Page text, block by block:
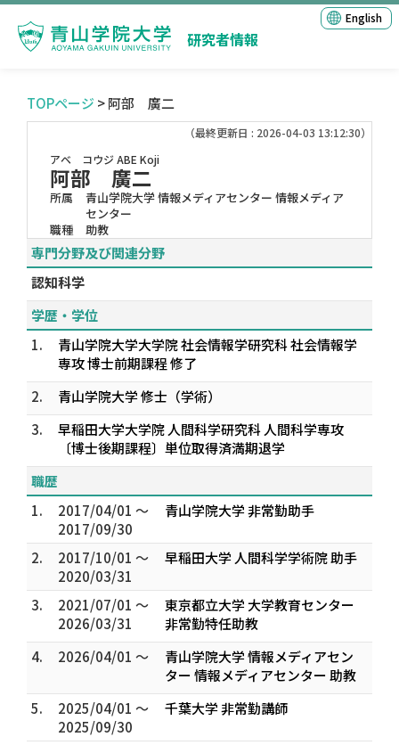
研究者情報
English
TOPページ > 阿部 廣二
（最終更新日 : 2026-04-03 13:12:30）
アベ コウジ ABE Koji
阿部 廣二
所属
青山学院大学 情報メディアセンター 情報メディア
センター
職種
助教
専門分野及び関連分野
認知科学
学歴・学位
1.
青山学院大学大学院 社会情報学研究科 社会情報学
専攻 博士前期課程 修了
2.
青山学院大学 修士（学術）
3.
早稲田大学大学院 人間科学研究科 人間科学専攻
〔博士後期課程〕単位取得済満期退学
職歴
1.
2017/04/01 ～
2017/09/30
青山学院大学 非常勤助手
2.
2017/10/01 ～
2020/03/31
早稲田大学 人間科学学術院 助手
3.
2021/07/01 ～
2026/03/31
東京都立大学 大学教育センター
非常勤特任助教
4.
2026/04/01 ～
青山学院大学 情報メディアセン
ター 情報メディアセンター 助教
5.
2025/04/01 ～
2025/09/30
千葉大学 非常勤講師